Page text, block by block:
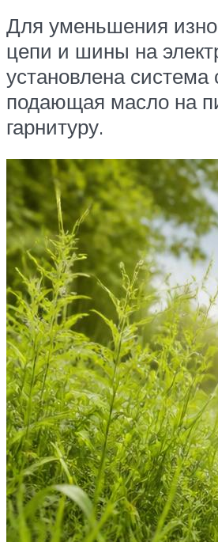
Для уменьшения
цепи и шины на
установлена система
подающая масло на
гарнитуру.